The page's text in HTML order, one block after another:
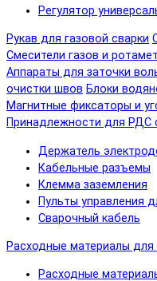
Регулятор
Рукав для газовой сварки
Смесители газов и
Аппараты для заточки
очистки швов Блоки
Магнитные фиксаторы и
Принадлежности для РДС
Держатель
Кабельные разъемы
Клемма заземления
Пульты управления
Сварочный кабель
Расходные материалы для
Расходные